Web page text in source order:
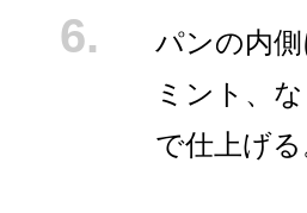
パンの内
ミント、
で仕上げる